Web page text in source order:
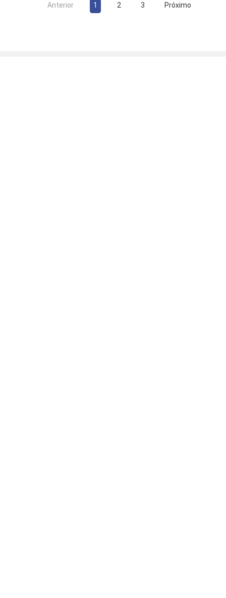
Anterior 1 2 3 Próximo